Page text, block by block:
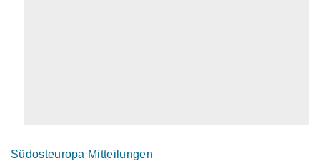
Südosteuropa Mitteilungen